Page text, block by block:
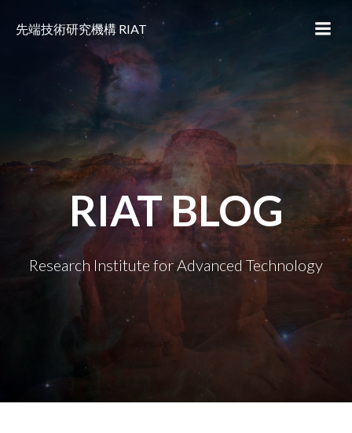
ス
キ
ッ
プ
先端技術研究機構 RIAT
RIAT BLOG
Research Institute for Advanced Technology